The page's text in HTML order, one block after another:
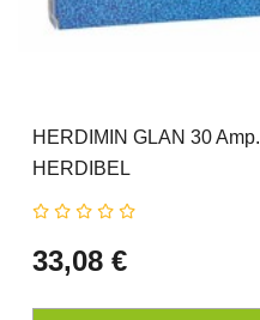
HERDIMIN GLAN 30 Amp.
HERDIBEL
33,08 €